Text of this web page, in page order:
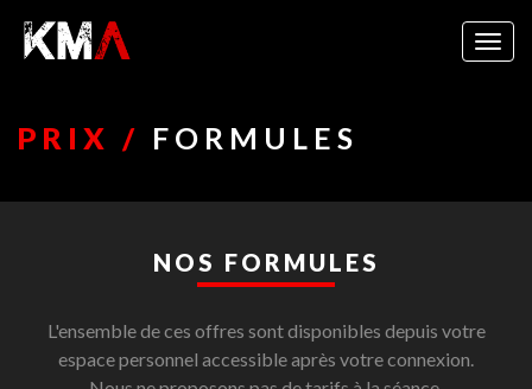
PRIX / FORMULES
NOS FORMULES
L'ensemble de ces offres sont disponibles depuis votre
espace personnel accessible après votre connexion.